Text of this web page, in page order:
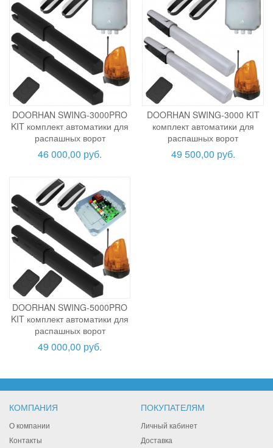
DOORHAN SWING-3000PRO
KIT комплект автоматики для
распашных ворот
46 000,00 руб.
DOORHAN SWING-3000 KIT
комплект автоматики для
распашных ворот
49 500,00 руб.
DOORHAN SWING-5000PRO
KIT комплект автоматики для
распашных ворот
49 000,00 руб.
КОМПАНИЯ
О компании
Контакты
ПОКУПАТЕЛЯМ
Личный кабинет
Доставка